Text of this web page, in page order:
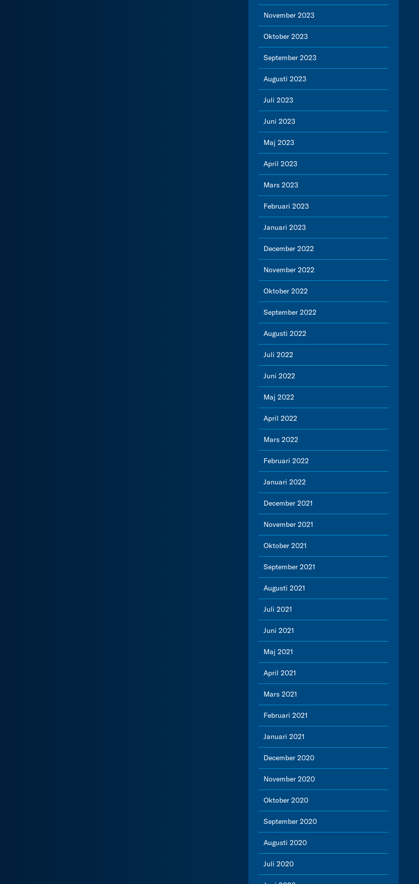
November 2023
Oktober 2023
September 2023
Augusti 2023
Juli 2023
Juni 2023
Maj 2023
April 2023
Mars 2023
Februari 2023
Januari 2023
December 2022
November 2022
Oktober 2022
September 2022
Augusti 2022
Juli 2022
Juni 2022
Maj 2022
April 2022
Mars 2022
Februari 2022
Januari 2022
December 2021
November 2021
Oktober 2021
September 2021
Augusti 2021
Juli 2021
Juni 2021
Maj 2021
April 2021
Mars 2021
Februari 2021
Januari 2021
December 2020
November 2020
Oktober 2020
September 2020
Augusti 2020
Juli 2020